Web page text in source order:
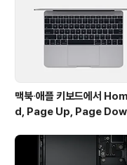
를 진행해 무비스트를 제대로 실
을 위해 해당 문제를 임시로 해
트 공식 블로..
맥북∙애플 키보드에서
d, Page Up, Page